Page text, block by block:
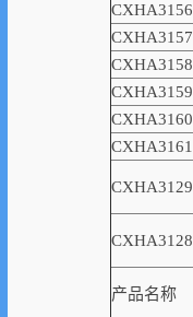
CXHA3156
CXHA3157
CXHA3158
CXHA3159
CXHA3160
CXHA3161
CXHA3129
CXHA3128
产品名称